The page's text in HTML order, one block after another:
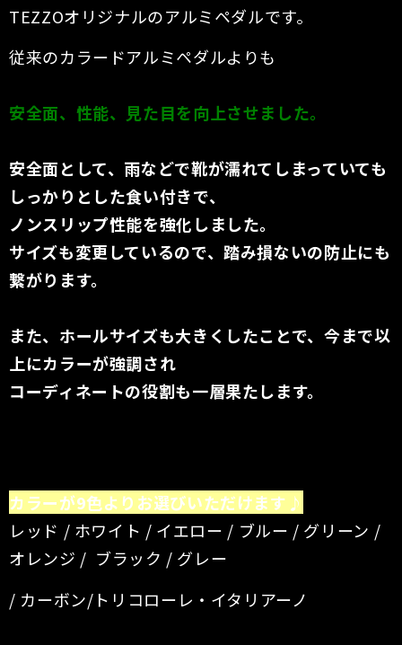
TEZZOオリジナルのアルミペダルです。
従来のカラードアルミペダルよりも
安全面、性能、見た目を向上させました。
安全面として、雨などで靴が濡れてしまっていても
しっかりとした食い付きで、
ノンスリップ性能を強化しました。
サイズも変更しているので、踏み損ないの防止にも
繋がります。
また、ホールサイズも大きくしたことで、今まで以
上にカラーが強調され
コーディネートの役割も一層果たします。
カラーが9色よりお選びいただけます♪
レッド / ホワイト / イエロー / ブルー / グリーン /
オレンジ / ブラック / グレー
/ カーボン/トリコローレ・イタリアーノ